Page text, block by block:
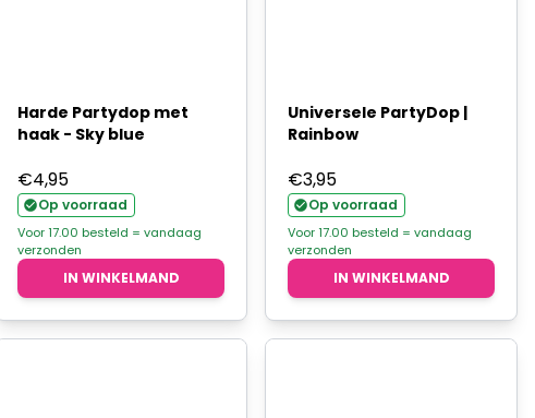
Harde Partydop met
haak - Sky blue
€4,95
Op voorraad
Voor 17.00 besteld = vandaag
verzonden
IN WINKELMAND
Universele PartyDop |
Rainbow
€3,95
Op voorraad
Voor 17.00 besteld = vandaag
verzonden
IN WINKELMAND